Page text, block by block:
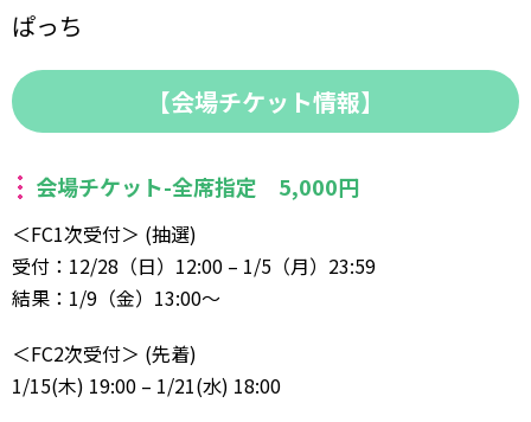
ぱっち
【会場チケット情報】
会場チケット-全席指定 5,000円
＜FC1次受付＞ (抽選)
受付：12/28（日）12:00 – 1/5（月）23:59
結果：1/9（金）13:00〜
＜FC2次受付＞ (先着)
1/15(木) 19:00 – 1/21(水) 18:00